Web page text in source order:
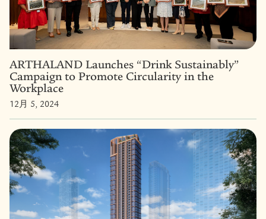
ARTHALAND Launches “Drink Sustainably”
Campaign to Promote Circularity in the
Workplace
12月 5, 2024